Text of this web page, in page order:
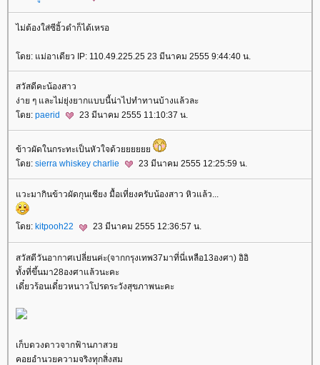
ไม่ต้องใส่ซีอิ้วดำก็ได้เหรอ
ดย: แม่อาเดียว IP: 110.49.225.25 23 มีนาคม 2555 9:44:40 น.
สวัสดีคะน้องสาว
ง่าย ๆ และไม่ยุ่งยากแบบนี้น่าไปทำทานบ้างแล้วละ
ดย: paerid 23 มีนาคม 2555 11:10:37 น.
ข้าวผัดในกระทะเป็นหัวใจด้ว
ดย: sierra whiskey charlie 23 มีนาคม 2555 12:25:59 น.
วะมากินข้าวผัดกุนเชียง มื้อเที่ยงครับน้องสาว หิวแล้ว...
ดย: kitpooh22 23 มีนาคม 2555 12:36:57 น.
สวัสดีวันอากาศเปลี่ยนค่ะ(จากกรุงเทพ37มาที่นี่เหลือ13องศา) อิอิ
ทั้งที่ขึ้นมา28องศาแล้วนะคะ
เดี๋ยวร้อนเดี๋ยวหนาวโปรดระวังสุขภาพนะคะ
เก็บดวงดาวจากฟ้านภาสว
คอยอำนวยความจริงทุกสิ่งสม